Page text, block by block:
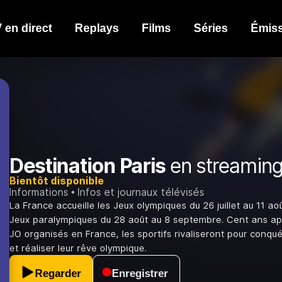
en direct Replays Films Séries
Destination Parisen
Bientôt disponible
Informations
Infos et journaux télévisés
La France accueille les Jeux olympiques du 26 juillet au 11
Jeux paralympiques du 28 août au 8 septembre. Cent ans
JO organisés en France, les sportifs rivaliseront pour
et réaliser leur rêve olympique.
Regarder Enregistrer